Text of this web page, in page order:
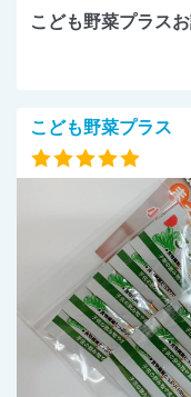
こども野菜プラス
こども野菜プラス